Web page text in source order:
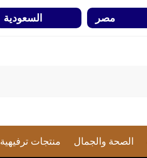
مصر السعودية
الصحة والجمال منتجات ترفيهية